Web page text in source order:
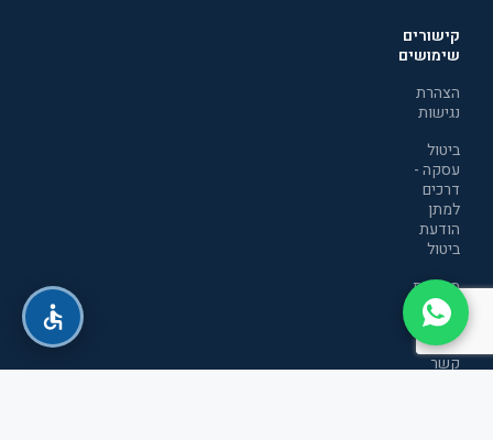
קישורים
שימושים
הצהרת
נגישות
ביטול
עסקה -
דרכים
למתן
הודעת
ביטול
מדיניות
הפרטיות
יצירת
קשר